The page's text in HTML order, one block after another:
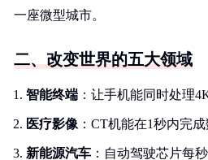
一座微型城市。
二、改变世界的五大领域
智能终端 ：让手机能同时处理
医疗影像 ：CT机能在1秒内完
新能源汽车 ：自动驾驶芯片每